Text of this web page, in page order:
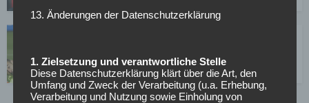
23.02.2020
13. Änderungen der Datenschutzerklärung
1. Zielsetzung und verantwortliche Stelle
Diese Datenschutzerklärung klärt über die Art, den
Umfang und Zweck der Verarbeitung (u.a. Erhebung,
Verarbeitung und Nutzung sowie Einholung von